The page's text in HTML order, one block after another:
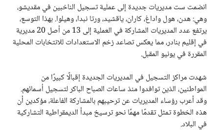
انضمت ست مديريات جديدة إلى عملية تسجيل الناخبين في مقديشو،
وهي: هدن، هول واداغ، كاران، ياقشيد، ورتا نبدا، وهيلوا. بهذا التوسع،
يرتفع عدد المديريات المشاركة في العملية إلى 13 من أصل 20 مديرية
في إقليم بنادر، مما يعكس تصاعد زخم الاستعدادات للانتخابات المحلية
المقررة في يونيو المقبل.
شهدت مراكز التسجيل في المديريات الجديدة إقبالًا كبيرًا من
المواطنين، الذين توافدوا منذ ساعات الصباح الباكر لتسجيل أسمائهم.
وقد أعرب رؤساء المديريات عن ترحيبهم بالمشاركة الفاعلة، مؤكدين أن
هذه الخطوة تمثل تقدمًا مهمًا نحو ترسيخ مبدأ الديمقراطية التشاركية
في البلاد.